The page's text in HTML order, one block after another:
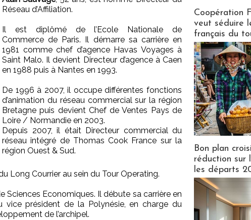
Réseau d’Affiliation.
Il est diplômé de l’Ecole Nationale de
Commerce de Paris. Il démarre sa carrière en
1981 comme chef d’agence Havas Voyages à
Saint Malo. Il devient Directeur d’agence à Caen
en 1988 puis à Nantes en 1993.
De 1996 à 2007, il occupe différentes fonctions
d’animation du réseau commercial sur la région
Bretagne puis devient Chef de Ventes Pays de
Loire / Normandie en 2003.
Depuis 2007, il était Directeur commercial du
réseau intégré de Thomas Cook France sur la
région Ouest & Sud.
Long Courrier au sein du Tour Operating.
Sciences Economiques. Il débute sa carrière en
président de la Polynésie, en charge du
de l’archipel.
Coopération
veut séduire
français du
Bon plan
réduction sur
les départs